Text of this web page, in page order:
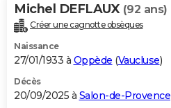
Carte de Noël
Carte Bonne année
Carte Saint-Valentin
Carte Pâques
Carte d'anniversaire
DICTIONNAIRE
Dictionnaire
Biographies
Citations
Expressions
Proverbes
PROGRAMME TV
S'inscrire
Se connecter
Lycées
Collèges
Primaires
Universités
Entreprises
Service militaire
Avis de recherche
AVIS DE DÉCÈS
Michel DEFLAUX (92 ans)
Créer une cagnotte obsèques
Naissance
27/01/1933 à Oppède (Vaucluse)
Décès
20/09/2025 à Salon-de-Provence